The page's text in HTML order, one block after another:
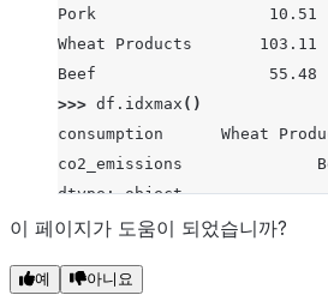
Pork                  10.51
Wheat Products
Beef                  55.48
>>> df . idxmax ()
consumption      Wheat
co2_emissions
dtype: object
>>> df .idxmax (axis=1 )
Wheat Products
이 페이지가 도움이 되었습니까?
예 아니요